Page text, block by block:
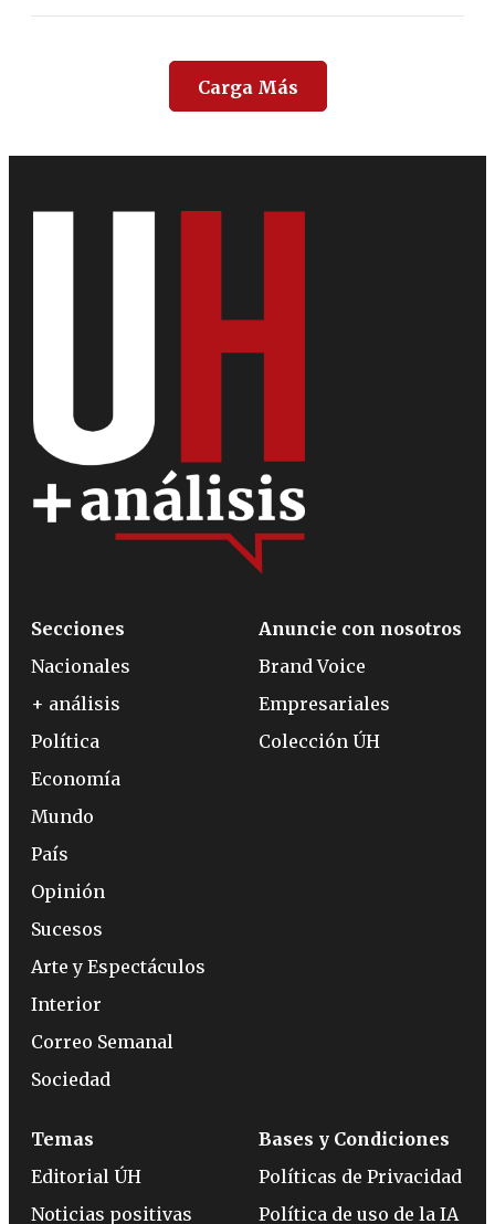
Carga Más
Secciones
Nacionales
+ análisis
Política
Economía
Mundo
País
Opinión
Sucesos
Arte y Espectáculos
Interior
Correo Semanal
Sociedad
Anuncie con nosotros
Brand Voice
Empresariales
Colección ÚH
Temas
Editorial ÚH
Noticias positivas
Bases y Condiciones
Políticas de Privacidad
Política de uso de la IA